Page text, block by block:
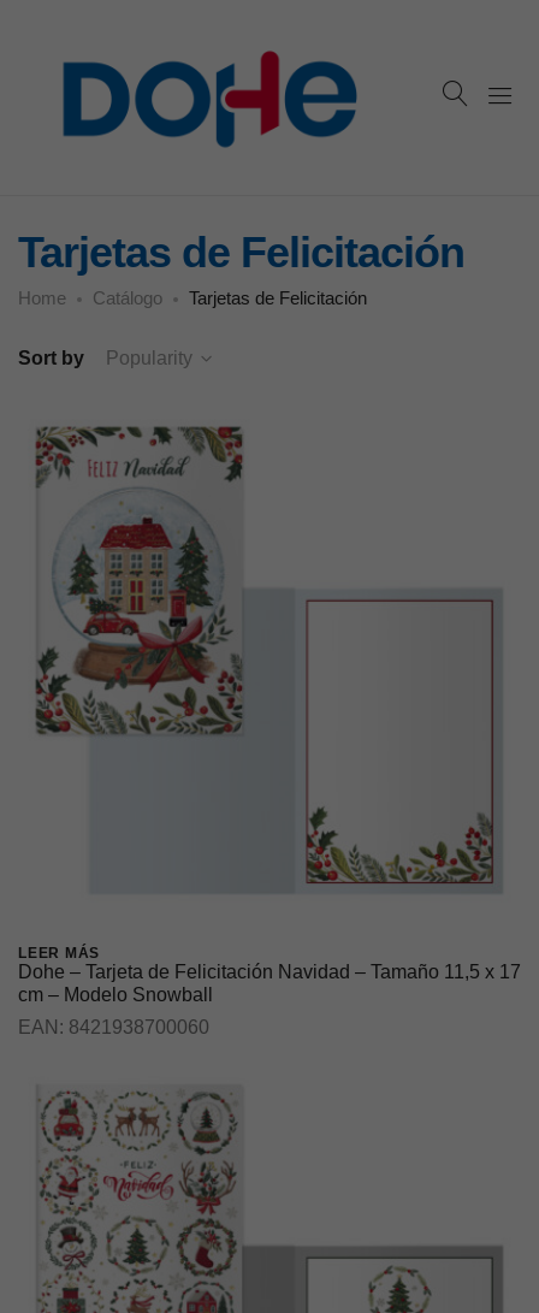
Tarjetas de Felicitación
Home Catálogo Tarjetas de Felicitación
Sort by Popularity
LEER MÁS
Dohe – Tarjeta de Felicitación Navidad – Tamaño 11,5 x 17
cm – Modelo Snowball
EAN: 8421938700060